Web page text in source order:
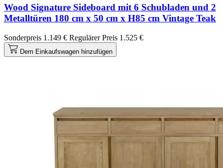
Wood Signature Sideboard mit 6 Schubladen und 2
Metalltüren 180 cm x 50 cm x H85 cm Vintage Teak
Sonderpreis 1.149 € Regulärer Preis 1.525 €
Dem Einkaufswagen hinzufügen